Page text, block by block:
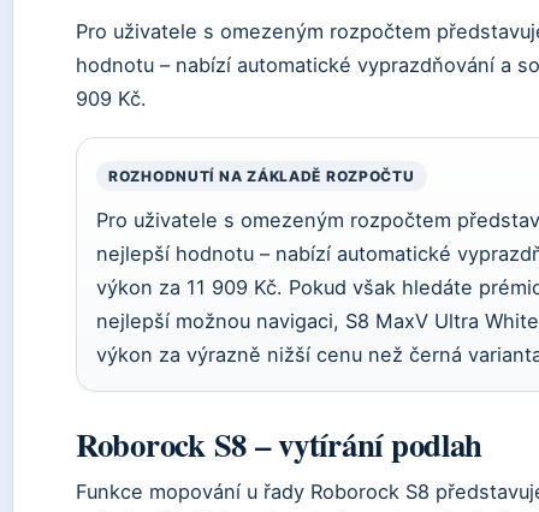
Pro uživatele s omezeným rozpočtem
hodnotu – nabízí automatické vyprazdňování a
909 Kč.
ROZHODNUTÍ NA ZÁKLADĚ ROZPOČTU
Pro uživatele s omezeným rozpočtem
nejlepší hodnotu – nabízí automatické
výkon za 11 909 Kč. Pokud však hledáte
nejlepší možnou navigaci, S8 MaxV Ultra
výkon za výrazně nižší cenu než černá
Roborock S8 – vytírání podlah
Funkce mopování u řady Roborock S8